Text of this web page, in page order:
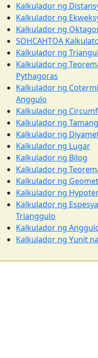
Kalkulador ng
Kalkulador ng
Kalkulador ng
SOHCAHTOA
Kalkulador ng
Kalkulador ng
Pythagoras
Kalkulador ng
Anggulo
Kalkulador ng
Kalkulador ng
Kalkulador ng
Kalkulador ng Lugar
Kalkulador ng Bilog
Kalkulador ng
Kalkulador ng
Kalkulador ng
Kalkulador ng
Trianggulo
Kalkulador ng
Kalkulador ng Yunit